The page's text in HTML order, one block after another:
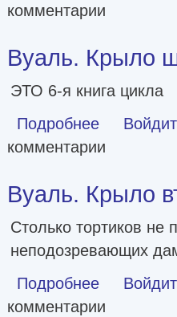
комментарии
Вуаль. Крыло
ЭТО 6-я книга цикла
Подробнее о Вуаль. Крыло
комментарии
Вуаль. Крыло
Столько тортиков не
неподозревающих
Подробнее о Вуаль. Крыло
комментарии